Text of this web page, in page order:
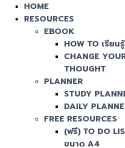
HOME
RESOURCES
EBOOK
HOW TO เรียน
CHANGE
THOUGHT
PLANNER
STUDY
DAILY
FREE RESOURCES
(ฟรี) TO DO
ขนาด A4